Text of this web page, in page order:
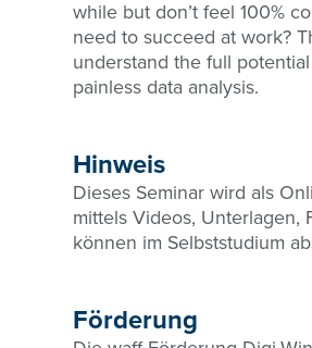
while but don’t feel 100%
need to succeed at work?
understand the full
painless data analysis.
Hinweis
Dieses Seminar wird als
mittels Videos, Unterlagen,
können im Selbststudium
Förderung